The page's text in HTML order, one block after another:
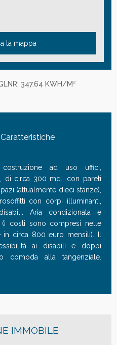
la mappa
347.64 KWH/M²
Caratteristiche
ad uso uffici,
di circa 300 mq., con pareti
(attualmente dieci stanze),
con corpi illuminanti,
Aria condizionata e
(i costi sono compresi nelle
in circa 800 euro mensili). Il
ai disabili e doppi
comoda alla tangenziale.
IMMOBILE